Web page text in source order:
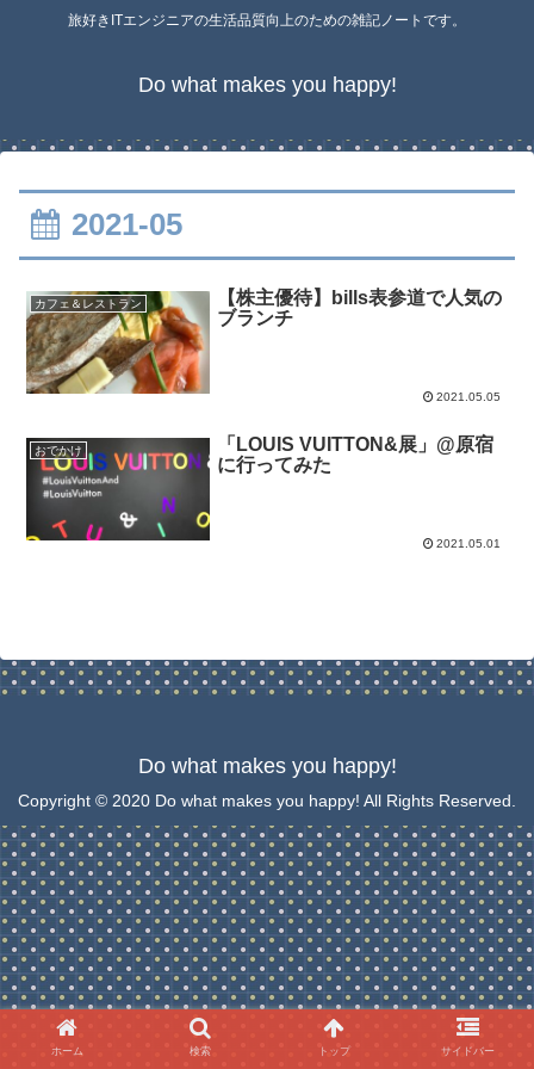
旅好きITエンジニアの生活品質向上のための雑記ノートです。
Do what makes you happy!
2021-05
カフェ＆レストラン
【株主優待】bills表参道で人気の
ブランチ
2021.05.05
おでかけ
「LOUIS VUITTON&展」@原宿
に行ってみた
2021.05.01
Do what makes you happy!
Copyright © 2020 Do what makes you happy! All Rights Reserved.
ホーム 検索 トップ サイドバー